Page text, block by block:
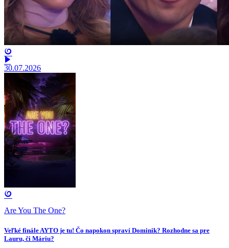
30.07.2026
Are You The One?
Veľké finále AYTO je tu! Čo napokon spraví Dominik? Rozhodne sa pre
Lauru, či Máriu?